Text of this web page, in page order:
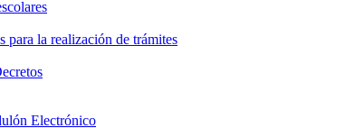
para la realización de trámites
Electrónico